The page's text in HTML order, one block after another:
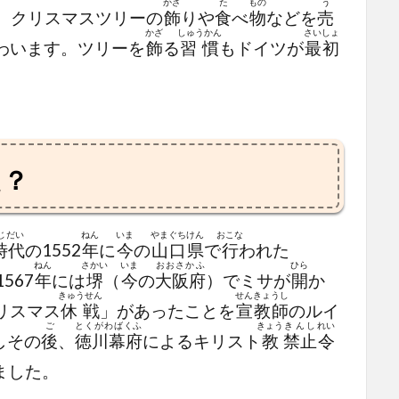
クリスマスツリーの飾
かざ
りや食
た
べ物
もの
などを売
う
います。ツリーを飾
かざ
る習慣
しゅうかん
もドイツが最初
さいしょ
代
だい
の1552年
ねん
に今
いま
の山口県
やまぐちけん
で行
おこな
われた
年
ねん
には堺
さかい
（今
いま
の大阪府
おおさかふ
）でミサが開
ひら
か
スマス休戦
きゅうせん
」があったことを宣教師
せんきょうし
のルイ
その後
ご
、 徳川幕府
とくがわばくふ
によるキリスト 教
きょう
禁止
きんし
令
れい
た。